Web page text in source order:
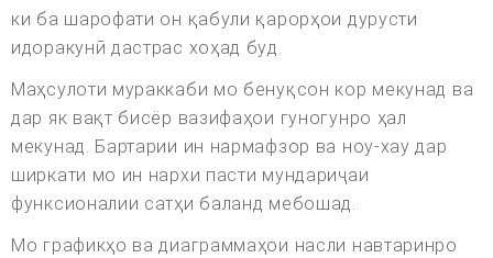
ки ба шарофати он қабули қарорҳои дурусти
идоракунӣ дастрас хоҳад буд.
Маҳсулоти мураккаби мо бенуқсон кор мекунад ва
дар як вақт бисёр вазифаҳои гуногунро ҳал
мекунад. Бартарии ин нармафзор ва ноу-хау дар
ширкати мо ин нархи пасти мундариҷаи
функсионалии сатҳи баланд мебошад.
Мо графикҳо ва диаграммаҳои насли навтаринро